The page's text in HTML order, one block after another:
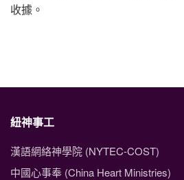
收據。
紐神事工
漢語網絡神學院 (NYTEC-COST)
中國心事奉 (China Heart Ministries)